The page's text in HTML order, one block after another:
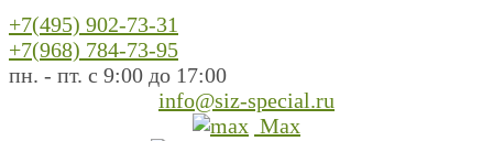
+7(495) 902-73-31
+7(968) 784-73-95
пн. - пт. с 9:00 до 17:00
info@siz-special.ru
Max